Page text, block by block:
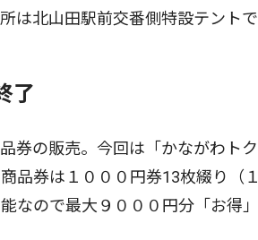
は北山田駅前交番側特設テント
了
券の販売。今回は「かながわト
品券は１０００円券13枚綴り（
なので最大９０００円分「お得